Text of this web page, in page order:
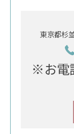
東京都杉
※お電